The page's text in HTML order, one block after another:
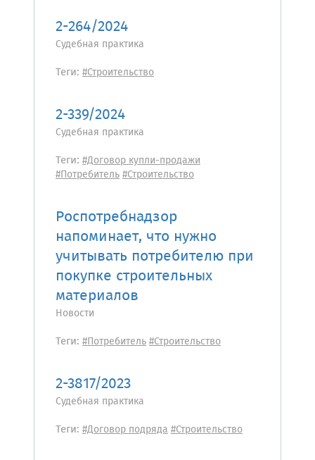
2-264/2024
Судебная практика
Теги: #Строительство
2-339/2024
Судебная практика
Теги: #Договор купли-продажи
#Потребитель#Строительство
Роспотребнадзор
напоминает, что нужно
учитывать потребителю при
покупке строительных
материалов
Новости
Теги: #Потребитель#Строительство
2-3817/2023
Судебная практика
Теги: #Договор подряда#Строительство